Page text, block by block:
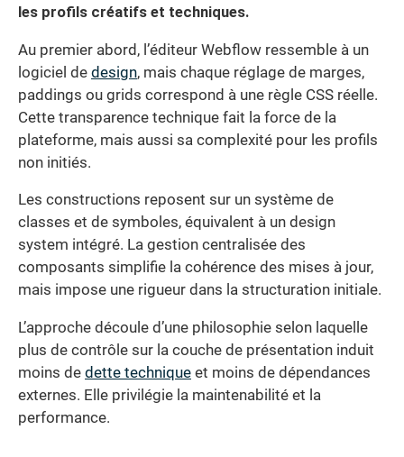
les profils créatifs et techniques.
Au premier abord, l’éditeur Webflow ressemble à un
logiciel de design, mais chaque réglage de marges,
paddings ou grids correspond à une règle CSS réelle.
Cette transparence technique fait la force de la
plateforme, mais aussi sa complexité pour les profils
non initiés.
Les constructions reposent sur un système de
classes et de symboles, équivalent à un design
system intégré. La gestion centralisée des
composants simplifie la cohérence des mises à jour,
mais impose une rigueur dans la structuration initiale.
L’approche découle d’une philosophie selon laquelle
plus de contrôle sur la couche de présentation induit
moins de dette technique et moins de dépendances
externes. Elle privilégie la maintenabilité et la
performance.